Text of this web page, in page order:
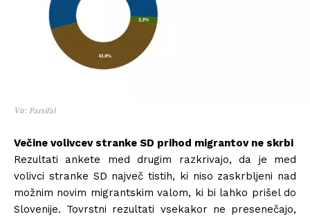
Vir: Parsifal
Večine volivcev stranke SD prihod migrantov ne skrbi
Rezultati ankete med drugim razkrivajo, da je med
volivci stranke SD največ tistih, ki niso zaskrbljeni nad
možnim novim migrantskim valom, ki bi lahko prišel do
Slovenije. Tovrstni rezultati vsekakor ne presenečajo,